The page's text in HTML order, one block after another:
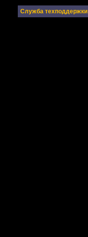
Служба техподдержки